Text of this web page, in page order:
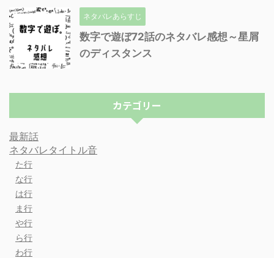
ネタバレあらすじ
数字で遊ぼ72話のネタバレ感想～星屑
のディスタンス
カテゴリー
最新話
ネタバレタイトル音
た行
な行
は行
ま行
や行
ら行
わ行